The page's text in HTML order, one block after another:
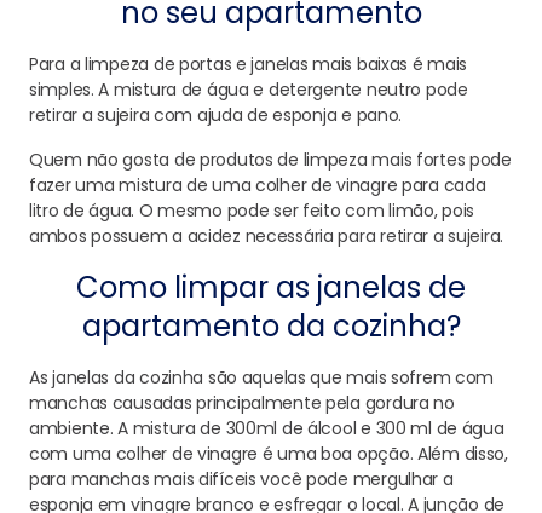
no seu apartamento
Para a limpeza de portas e janelas mais baixas é mais
simples. A mistura de água e detergente neutro pode
retirar a sujeira com ajuda de esponja e pano.
Quem não gosta de produtos de limpeza mais fortes pode
fazer uma mistura de uma colher de vinagre para cada
litro de água. O mesmo pode ser feito com limão, pois
ambos possuem a acidez necessária para retirar a sujeira.
Como limpar as janelas de
apartamento da cozinha?
As janelas da cozinha são aquelas que mais sofrem com
manchas causadas principalmente pela gordura no
ambiente. A mistura de 300ml de álcool e 300 ml de água
com uma colher de vinagre é uma boa opção. Além disso,
para manchas mais difíceis você pode mergulhar a
esponja em vinagre branco e esfregar o local. A junção de